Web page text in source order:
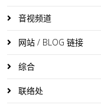
音视频道
网站 / BLOG 链接
综合
联络处